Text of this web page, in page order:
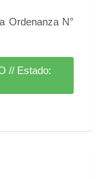
Ordenanza N°
// Estado: